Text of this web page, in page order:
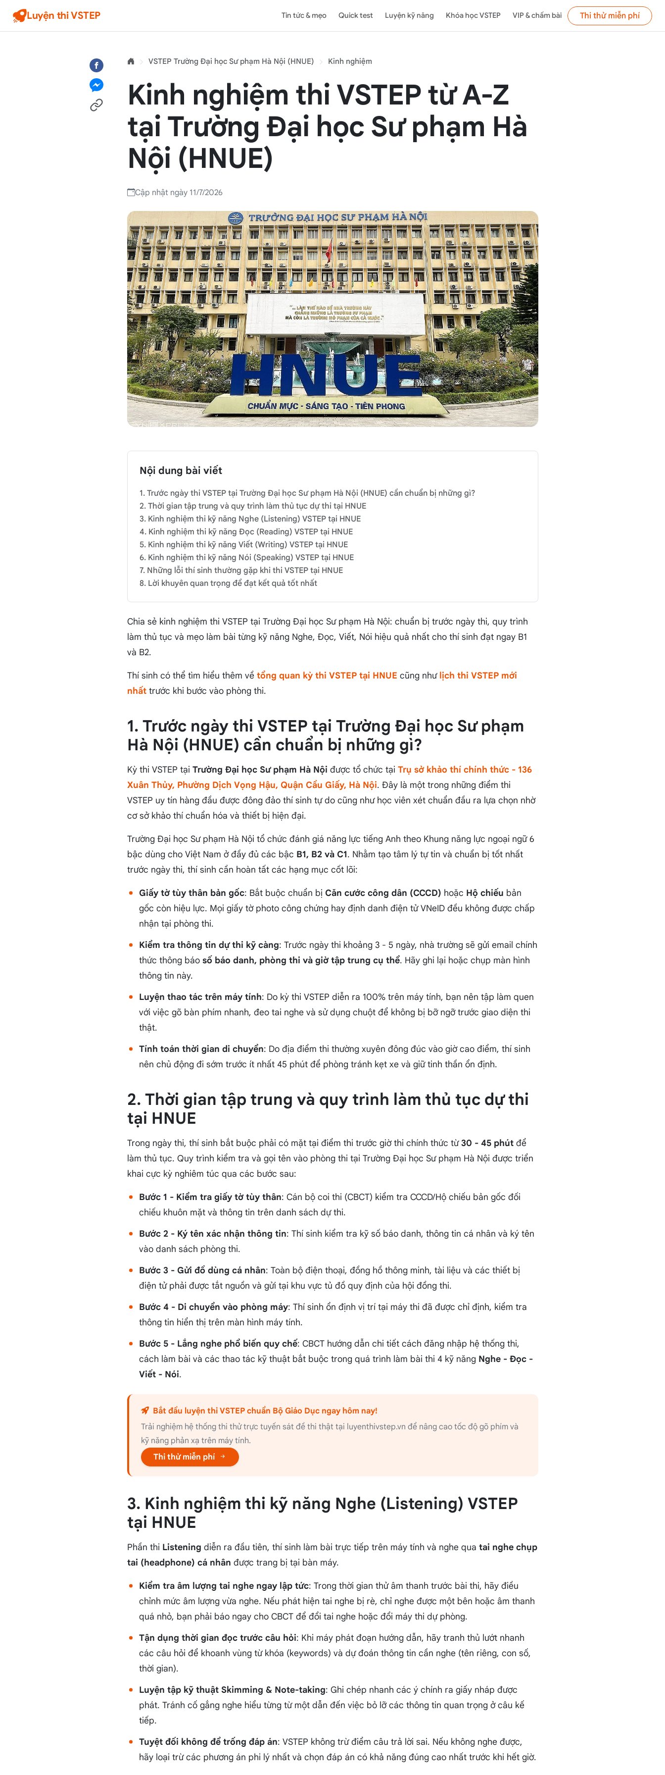
Luyện thi VSTEP Tin tức & mẹo Quick test Luyện kỹ năng Khóa học VSTEP VIP & chấm bài Thi thử miễn phí
VSTEP Trường Đại học Sư phạm Hà Nội (HNUE) Kinh nghiệm
Kinh nghiệm thi VSTEP từ A-Z
tại Trường Đại học Sư phạm Hà
Nội (HNUE)
Cập nhật ngày 11/7/2026
Nội dung bài viết
1. Trước ngày thi VSTEP tại Trường Đại học Sư phạm Hà Nội (HNUE) cần chuẩn bị những gì?
2. Thời gian tập trung và quy trình làm thủ tục dự thi tại HNUE
3. Kinh nghiệm thi kỹ năng Nghe (Listening) VSTEP tại HNUE
4. Kinh nghiệm thi kỹ năng Đọc (Reading) VSTEP tại HNUE
5. Kinh nghiệm thi kỹ năng Viết (Writing) VSTEP tại HNUE
6. Kinh nghiệm thi kỹ năng Nói (Speaking) VSTEP tại HNUE
7. Những lỗi thí sinh thường gặp khi thi VSTEP tại HNUE
8. Lời khuyên quan trọng để đạt kết quả tốt nhất
Chia sẻ kinh nghiệm thi VSTEP tại Trường Đại học Sư phạm Hà Nội: chuẩn bị trước ngày thi, quy trình
làm thủ tục và mẹo làm bài từng kỹ năng Nghe, Đọc, Viết, Nói hiệu quả nhất cho thí sinh đạt ngay B1
và B2.
Thí sinh có thể tìm hiểu thêm về tổng quan kỳ thi VSTEP tại HNUE cũng như lịch thi VSTEP mới
nhấttrước khi bước vào phòng thi.
1. Trước ngày thi VSTEP tại Trường Đại học Sư phạm
Hà Nội (HNUE) cần chuẩn bị những gì?
Kỳ thi VSTEP tại Trường Đại học Sư phạm Hà Nội được tổ chức tại Trụ sở khảo thí chính thức - 136
Xuân Thủy, Phường Dịch Vọng Hậu, Quận Cầu Giấy, Hà Nội. Đây là một trong những điểm thi
VSTEP uy tín hàng đầu được đông đảo thí sinh tự do cũng như học viên xét chuẩn đầu ra lựa chọn nhờ
cơ sở khảo thí chuẩn hóa và thiết bị hiện đại.
Trường Đại học Sư phạm Hà Nội tổ chức đánh giá năng lực tiếng Anh theo Khung năng lực ngoại ngữ 6
bậc dùng cho Việt Nam ở đầy đủ các bậc B1, B2 và C1. Nhằm tạo tâm lý tự tin và chuẩn bị tốt nhất
trước ngày thi, thí sinh cần hoàn tất các hạng mục cốt lõi:
Giấy tờ tùy thân bản gốc: Bắt buộc chuẩn bị Căn cước công dân (CCCD) hoặc Hộ chiếu bản
gốc còn hiệu lực. Mọi giấy tờ photo công chứng hay định danh điện tử VNeID đều không được chấp
nhận tại phòng thi.
Kiểm tra thông tin dự thi kỹ càng: Trước ngày thi khoảng 3 - 5 ngày, nhà trường sẽ gửi email chính
thức thông báo số báo danh, phòng thi và giờ tập trung cụ thể. Hãy ghi lại hoặc chụp màn hình
thông tin này.
Luyện thao tác trên máy tính: Do kỳ thi VSTEP diễn ra 100% trên máy tính, bạn nên tập làm quen
với việc gõ bàn phím nhanh, đeo tai nghe và sử dụng chuột để không bị bỡ ngỡ trước giao diện thi
thật.
Tính toán thời gian di chuyển: Do địa điểm thi thường xuyên đông đúc vào giờ cao điểm, thí sinh
nên chủ động đi sớm trước ít nhất 45 phút để phòng tránh kẹt xe và giữ tinh thần ổn định.
2. Thời gian tập trung và quy trình làm thủ tục dự thi
tại HNUE
Trong ngày thi, thí sinh bắt buộc phải có mặt tại điểm thi trước giờ thi chính thức từ30 - 45 phútđể
làm thủ tục. Quy trình kiểm tra và gọi tên vào phòng thi tại Trường Đại học Sư phạm Hà Nội được triển
khai cực kỳ nghiêm túc qua các bước sau:
Bước 1 - Kiểm tra giấy tờ tùy thân: Cán bộ coi thi (CBCT) kiểm tra CCCD/Hộ chiếu bản gốc đối
chiếu khuôn mặt và thông tin trên danh sách dự thi.
Bước 2 - Ký tên xác nhận thông tin: Thí sinh kiểm tra kỹ số báo danh, thông tin cá nhân và ký tên
vào danh sách phòng thi.
Bước 3 - Gửi đồ dùng cá nhân: Toàn bộ điện thoại, đồng hồ thông minh, tài liệu và các thiết bị
điện tử phải được tắt nguồn và gửi tại khu vực tủ đồ quy định của hội đồng thi.
Bước 4 - Di chuyển vào phòng máy: Thí sinh ổn định vị trí tại máy thi đã được chỉ định, kiểm tra
thông tin hiển thị trên màn hình máy tính.
Bước 5 - Lắng nghe phổ biến quy chế: CBCT hướng dẫn chi tiết cách đăng nhập hệ thống thi,
cách làm bài và các thao tác kỹ thuật bắt buộc trong quá trình làm bài thi 4 kỹ năng Nghe - Đọc -
Viết - Nói.
Bắt đầu luyện thi VSTEP chuẩn Bộ Giáo Dục ngay hôm nay!
Trải nghiệm hệ thống thi thử trực tuyến sát đề thi thật tại luyenthivstep.vn để nâng cao tốc độ gõ phím và
kỹ năng phản xạ trên máy tính.
Thi thử miễn phí
3. Kinh nghiệm thi kỹ năng Nghe (Listening) VSTEP
tại HNUE
Phần thi Listening diễn ra đầu tiên, thí sinh làm bài trực tiếp trên máy tính và nghe qua tai nghe chụp
tai (headphone) cá nhân được trang bị tại bàn máy.
Kiểm tra âm lượng tai nghe ngay lập tức: Trong thời gian thử âm thanh trước bài thi, hãy điều
chỉnh mức âm lượng vừa nghe. Nếu phát hiện tai nghe bị rè, chỉ nghe được một bên hoặc âm thanh
quá nhỏ, bạn phải báo ngay cho CBCT để đổi tai nghe hoặc đổi máy thi dự phòng.
Tận dụng thời gian đọc trước câu hỏi: Khi máy phát đoạn hướng dẫn, hãy tranh thủ lướt nhanh
các câu hỏi để khoanh vùng từ khóa (keywords) và dự đoán thông tin cần nghe (tên riêng, con số,
thời gian).
Luyện tập kỹ thuật Skimming & Note-taking: Ghi chép nhanh các ý chính ra giấy nháp được
phát. Tránh cố gắng nghe hiểu từng từ một dẫn đến việc bỏ lỡ các thông tin quan trọng ở câu kế
tiếp.
Tuyệt đối không để trống đáp án: VSTEP không trừ điểm câu trả lời sai. Nếu không nghe được,
hãy loại trừ các phương án phi lý nhất và chọn đáp án có khả năng đúng cao nhất trước khi hết giờ.